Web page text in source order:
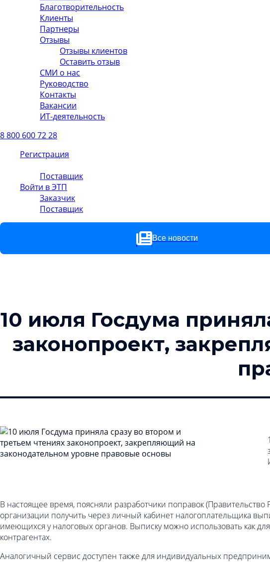
Благотворительность
Клиенты
Партнеры
Отзывы
Отзывы клиентов
Оставить отзыв
СМИ о нас
Руководство
Контакты
Вакансии
ИТ-деятельность
8 800 600 72 28
Регистрация
Поставщик
Войти в ЭТП
Заказчик
Поставщик
Все новости
10 июля Госдума
законопроект,
В настоящее время, поясняли разработчики поправок
организации получить через личный кабинет налогоплательщика
имеющихся у налоговых органов. Выписку можно использовать как
контрагентах.
Аналогичный сервис доступен также для индивидуальных